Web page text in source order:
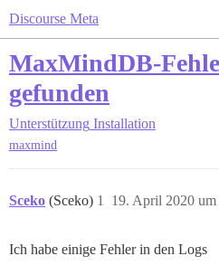
Discourse Meta
MaxMindDB-
gefunden
Unterstützung Installation
maxmind
Sceko (Sceko) 19. April 2020 um
1
Ich habe einige Fehler in den Logs